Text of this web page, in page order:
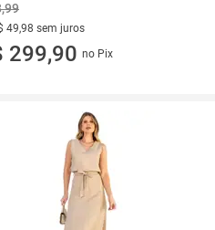
49,98 sem juros
R$ 49,98 sem juros
299,90 no Pix